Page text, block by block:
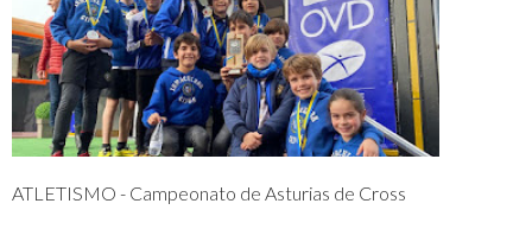
ATLETISMO - Campeonato de Asturias de Cross